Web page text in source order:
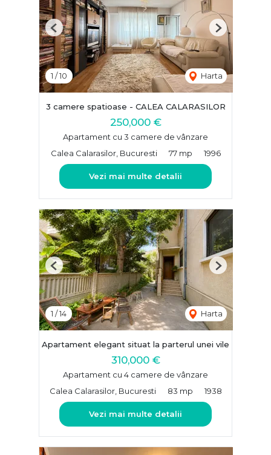
1 /10 Harta
Previous Next
3 camere spatioase - CALEA CALARASILOR
250,000 €
Apartament cu 3 camere de vânzare
Calea Calarasilor, Bucuresti
77 mp 1996
Vezi mai multe detalii
1 /14 Harta
Previous Next
Apartament elegant situat la parterul unei vile
310,000 €
Apartament cu 4 camere de vânzare
Calea Calarasilor, Bucuresti
83 mp 1938
Vezi mai multe detalii